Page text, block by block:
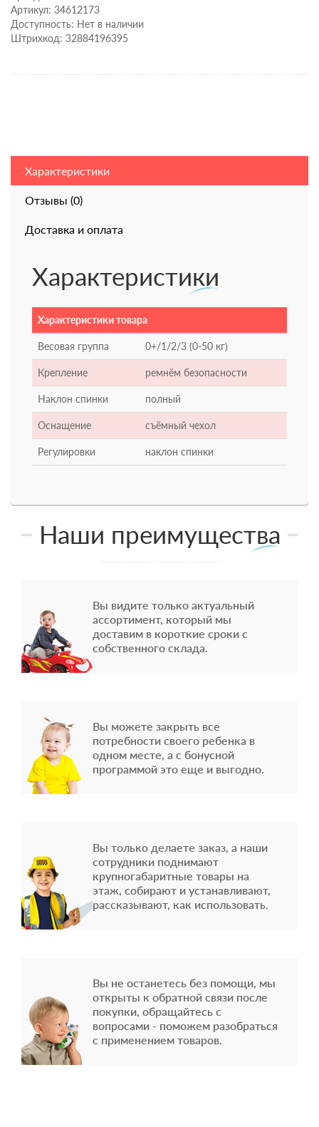
Артикул: 34612173
Доступность: Нет в наличии
Штрихкод: 32884196395
Характеристики
Отзывы (0)
Доставка и оплата
Характеристики
Характеристики товара
Весовая группа 0+/1/2/3 (0-50 кг)
Крепление ремнём безопасности
Наклон спинки полный
Оснащение съёмный чехол
Регулировки наклон спинки
Наши преимущества
Вы видите только актуальный
ассортимент, который мы
доставим в короткие сроки с
собственного склада.
Вы можете закрыть все
потребности своего ребенка в
одном месте, а с бонусной
программой это еще и выгодно.
Вы только делаете заказ, а наши
сотрудники поднимают
крупногабаритные товары на
этаж, собирают и устанавливают,
рассказывают, как использовать.
Вы не останетесь без помощи, мы
открыты к обратной связи после
покупки, обращайтесь с
вопросами - поможем разобраться
с применением товаров.